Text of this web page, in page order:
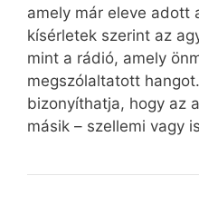
amely már eleve adott
kísérletek szerint az
mint a rádió, amely
megszólaltatott
bizonyíthatja, hogy az
másik – szellemi vagy